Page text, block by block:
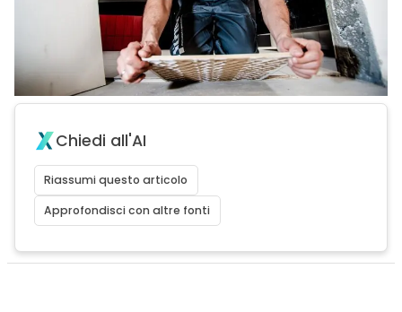
Chiedi all'AI
Riassumi questo articolo
Approfondisci con altre fonti